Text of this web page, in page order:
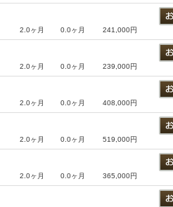
2.0ヶ月 0.0ヶ月 241,000円
2.0ヶ月 0.0ヶ月 239,000円
2.0ヶ月 0.0ヶ月 408,000円
2.0ヶ月 0.0ヶ月 519,000円
2.0ヶ月 0.0ヶ月 365,000円